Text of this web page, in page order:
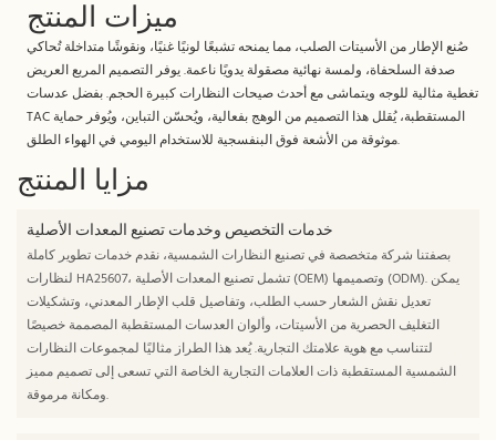
ميزات المنتج
صُنع الإطار من الأسيتات الصلب، مما يمنحه تشبعًا لونيًا غنيًا، ونقوشًا متداخلة تُحاكي
صدفة السلحفاة، ولمسة نهائية مصقولة يدويًا ناعمة. يوفر التصميم المربع العريض
تغطية مثالية للوجه ويتماشى مع أحدث صيحات النظارات كبيرة الحجم. بفضل عدسات
TAC المستقطبة، يُقلل هذا التصميم من الوهج بفعالية، ويُحسّن التباين، ويُوفر حماية
موثوقة من الأشعة فوق البنفسجية للاستخدام اليومي في الهواء الطلق.
مزايا المنتج
خدمات التخصيص وخدمات تصنيع المعدات الأصلية
بصفتنا شركة متخصصة في تصنيع النظارات الشمسية، نقدم خدمات تطوير كاملة
لنظارات HA25607، تشمل تصنيع المعدات الأصلية (OEM) وتصميمها (ODM). يمكن
تعديل نقش الشعار حسب الطلب، وتفاصيل قلب الإطار المعدني، وتشكيلات
التغليف الحصرية من الأسيتات، وألوان العدسات المستقطبة المصممة خصيصًا
لتتناسب مع هوية علامتك التجارية. يُعد هذا الطراز مثاليًا لمجموعات النظارات
الشمسية المستقطبة ذات العلامات التجارية الخاصة التي تسعى إلى تصميم مميز
ومكانة مرموقة.